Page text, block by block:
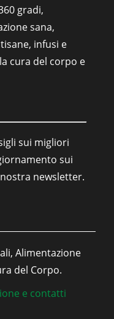
gradi,
sana,
infusi e
cura del corpo e
sui migliori
sui
newsletter.
Alimentazione
del Corpo.
e contatti